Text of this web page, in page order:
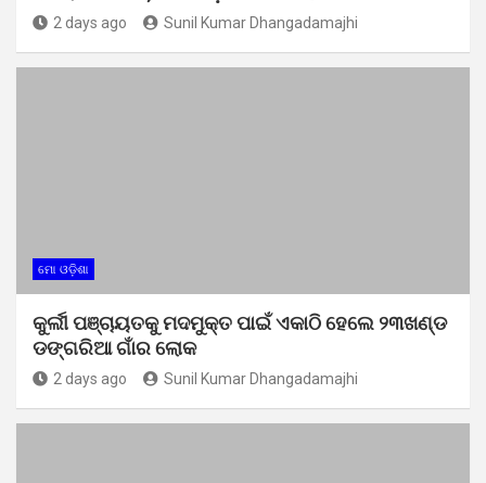
2 days ago Sunil Kumar Dhangadamajhi
ମୋ ଓଡ଼ିଶା
କୁର୍ଲୀ ପଞ୍ଚାୟତକୁ ମଦମୁକ୍ତ ପାଇଁ ଏକାଠି ହେଲେ ୨୩ଖଣ୍ଡ
ଡଙ୍ଗରିଆ ଗାଁର ଲୋକ
2 days ago Sunil Kumar Dhangadamajhi